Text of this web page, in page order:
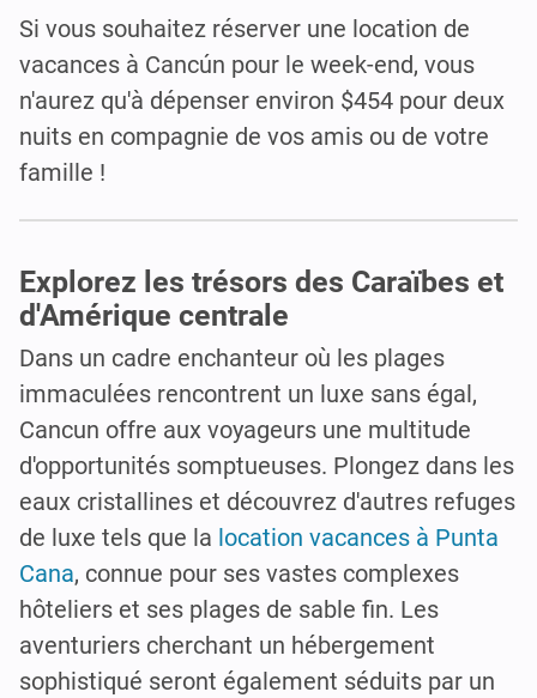
Si vous souhaitez réserver une location de
vacances à Cancún pour le week-end, vous
n'aurez qu'à dépenser environ $454 pour deux
nuits en compagnie de vos amis ou de votre
famille !
Explorez les trésors des Caraïbes et
d'Amérique centrale
Dans un cadre enchanteur où les plages
immaculées rencontrent un luxe sans égal,
Cancun offre aux voyageurs une multitude
d'opportunités somptueuses. Plongez dans les
eaux cristallines et découvrez d'autres refuges
de luxe tels que la location vacances à Punta
Cana, connue pour ses vastes complexes
hôteliers et ses plages de sable fin. Les
aventuriers cherchant un hébergement
sophistiqué seront également séduits par un